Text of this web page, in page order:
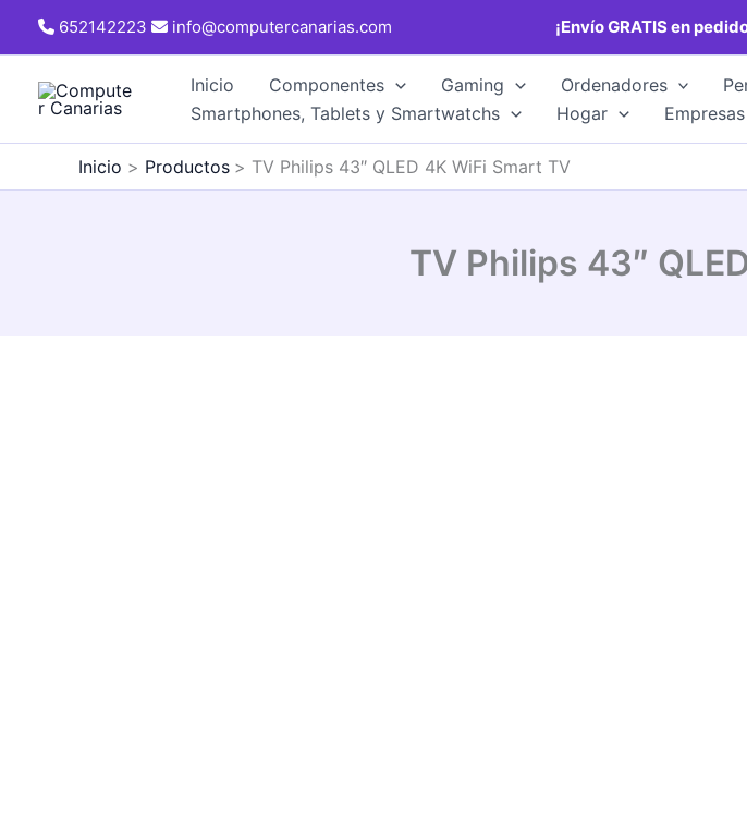
652142223 info@computercanarias.com ¡Envío GRATIS en
Inicio Componentes Gaming Ordenadores
Smartphones, Tablets y Smartwatchs
Hogar Empresas
Inicio Productos TV Philips 43″ QLED 4K WiFi Smart TV
TV Philips 43″